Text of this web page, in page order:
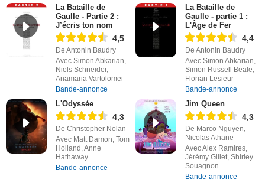
La Bataille de
Gaulle - Partie 2 :
J’écris ton nom
4,5
De Antonin Baudry
Avec Simon Abkarian,
Niels Schneider,
Anamaria Vartolomei
Bande-annonce
La Bataille de
Gaulle - partie 1 :
L'Âge de Fer
4,4
De Antonin Baudry
Avec Simon Abkarian,
Simon Russell Beale,
Florian Lesieur
Bande-annonce
L'Odyssée
4,3
De Christopher Nolan
Avec Matt Damon, Tom
Holland, Anne
Hathaway
Bande-annonce
Jim Queen
4,3
De Marco Nguyen,
Nicolas Athane
Avec Alex Ramires,
Jérémy Gillet, Shirley
Souagnon
Bande-annonce